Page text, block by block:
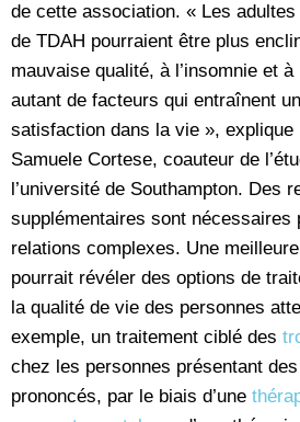
de cette association. « Les
de TDAH pourraient être plus
mauvaise qualité, à l’insomnie et
autant de facteurs qui entraînent
satisfaction dans la vie », explique
Samuele Cortese, coauteur de
l’université de Southampton. Des
supplémentaires sont nécessaires
relations complexes. Une
pourrait révéler des options de
la qualité de vie des personnes
exemple, un traitement ciblé des
chez les personnes présentant
prononcés, par le biais d’une